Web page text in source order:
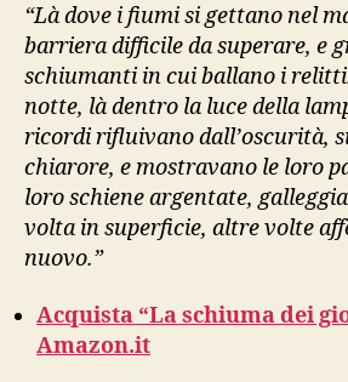
“Là dove i fiumi si gettano nel
barriera difficile da superare, e
schiumanti in cui ballano i
notte, là dentro la luce della
ricordi rifluivano dall’oscurità,
chiarore, e mostravano le loro
loro schiene argentate,
volta in superficie, altre volte
nuovo.”
Acquista “La schiuma dei
Amazon.it